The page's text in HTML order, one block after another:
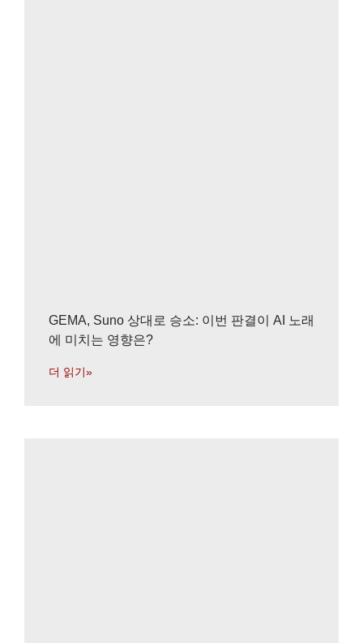
GEMA, Suno 상대로 승소: 이번 판결이 AI 노래
에 미치는 영향은?
더 읽기»